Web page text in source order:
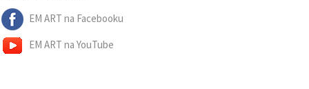
EM ART na Facebooku
EM ART na YouTube